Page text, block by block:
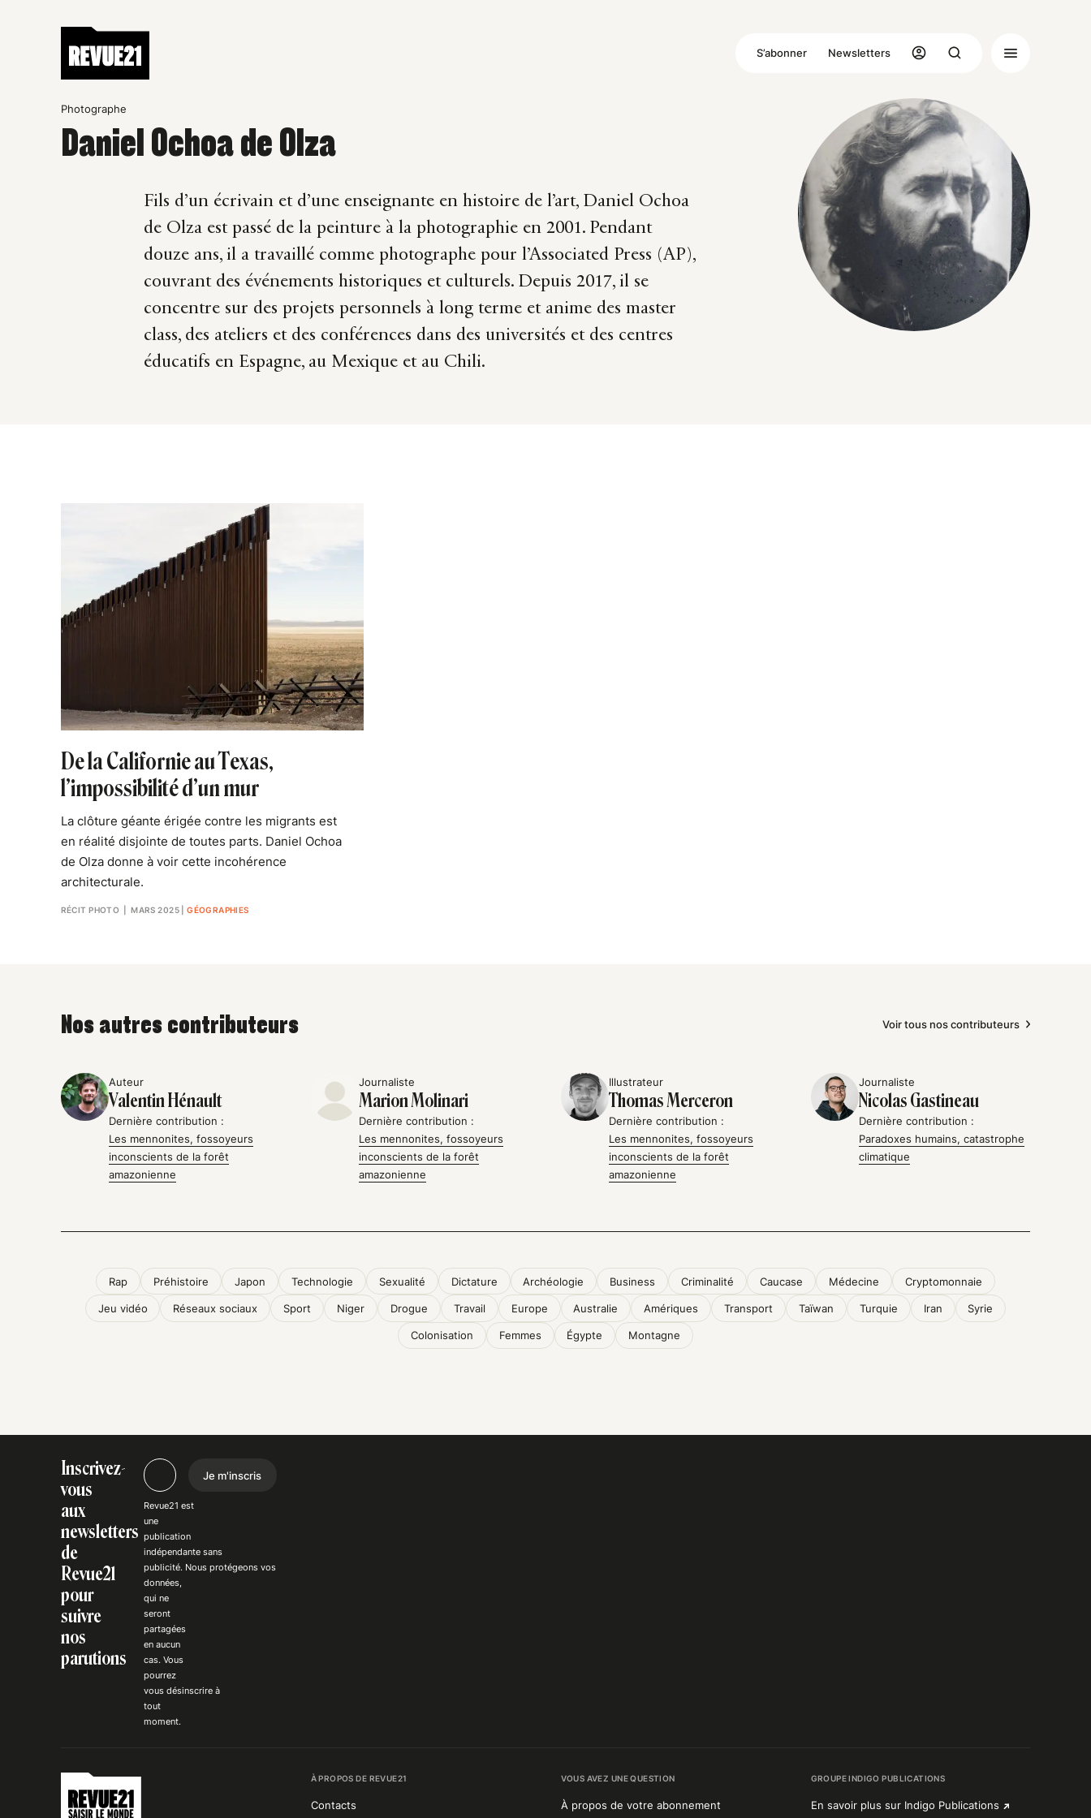
S’abonner Newsletters
Photographe
Daniel Ochoa de Olza
Fils d’un écrivain et d’une enseignante en histoire de l’art, Daniel Ochoa
de Olza est passé de la peinture à la photographie en 2001. Pendant
douze ans, il a travaillé comme photographe pour l’Associated Press (AP),
couvrant des événements historiques et culturels. Depuis 2017, il se
concentre sur des projets personnels à long terme et anime des master
class, des ateliers et des conférences dans des universités et des centres
éducatifs en Espagne, au Mexique et au Chili.
De la Californie au Texas,
l’impossibilité d’un mur
La clôture géante érigée contre les migrants est
en réalité disjointe de toutes parts. Daniel Ochoa
de Olza donne à voir cette incohérence
architecturale.
RÉCIT PHOTO | MARS 2025|GÉOGRAPHIES
Nos autres contributeurs Voir tous nos contributeurs
Auteur
Valentin Hénault
Dernière contribution :
Les mennonites, fossoyeurs
inconscients de la forêt
amazonienne
Journaliste
Marion Molinari
Dernière contribution :
Les mennonites, fossoyeurs
inconscients de la forêt
amazonienne
Illustrateur
Thomas Merceron
Dernière contribution :
Les mennonites, fossoyeurs
inconscients de la forêt
amazonienne
Journaliste
Nicolas Gastineau
Dernière contribution :
Paradoxes humains, catastrophe
climatique
Rap Préhistoire Japon Technologie Sexualité Dictature Archéologie Business Criminalité Caucase Médecine Cryptomonnaie
Jeu vidéo Réseaux sociaux Sport Niger Drogue Travail Europe Australie Amériques Transport Taïwan Turquie Iran Syrie
Colonisation Femmes Égypte Montagne
Inscrivez-
vous
aux
newsletters
de
Revue21
pour
suivre
nos
parutions
Je m'inscris
Revue21 est
une
publication
indépendantesans
publicité. Nousprotégeons vos
données,
qui ne
seront
partagées
en aucun
cas. Vous
pourrez
vousdésinscrire à
tout
moment.
À PROPOS DE REVUE21
Contacts
VOUS AVEZ UNE QUESTION
À propos de votre abonnement
GROUPE INDIGO PUBLICATIONS
En savoir plus sur Indigo Publications